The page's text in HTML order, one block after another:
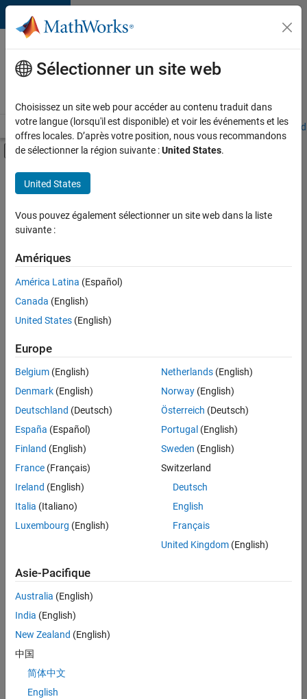
Passer au contenu
Votre
carrière
chez
Accueil Explorer nos opportunités Adresses de nos bureaux
Activer/désactiver l'affichage du menu
Contenu principal
FILTRER PAR
Ventes commerciales
Équipe Business Model
Ressources humaines
Actuellement,
aucune
offre
d'emploi
correspondant
à vos
critères
de
recherche.
Vous
pouvez
élargir
votre
recherche
ou
afficher
l’ensemble
d'emploi.
malgré
tout
vous
trouvez
pas
d'offre
Sélectionner un site web
Choisissez un site web pour accéder au contenu traduit dans
votre langue (lorsqu'il est disponible) et voir les événements et les
offres locales. D’après votre position, nous vous recommandons
de sélectionner la région suivante :United States.
United States
Vous pouvez également sélectionner un site web dans la liste
suivante :
Amériques
América Latina (Español)
Canada (English)
United States (English)
Europe
Belgium (English)
Denmark (English)
Deutschland (Deutsch)
España (Español)
Finland (English)
France (Français)
Ireland (English)
Italia (Italiano)
Luxembourg (English)
Netherlands(English)
Norway(English)
Österreich (Deutsch)
Portugal (English)
Sweden (English)
Switzerland
Deutsch
English
Français
United Kingdom(English)
Asie-Pacifique
Australia (English)
India (English)
New Zealand (English)
中国
简体中文
English